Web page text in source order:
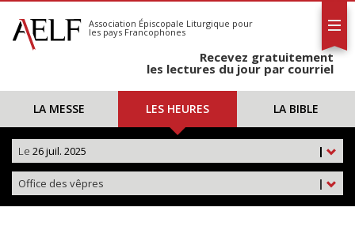
S'abonner
Calendrier
Association Épiscopale Liturgique pour
les pays Francophones
Recevez gratuitement
les lectures du jour par courriel
LA MESSE LES HEURES LA BIBLE
|
Le 26 juil. 2025
|
Office des vêpres